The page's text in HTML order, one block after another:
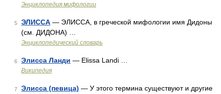
Энциклопедия мифологии
5 ЭЛИССА — ЭЛИССА, в греческой мифологии имя Дидоны
(см. ДИДОНА) …
Энциклопедический словарь
6 Элисса Ланди — Elissa Landi …
Википедия
7 Элисса (певица) — У этого термина существуют и другие